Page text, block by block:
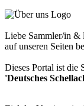
Liebe Sammler/in &
auf unseren Seiten
Dieses Portal ist die
'Deutsches